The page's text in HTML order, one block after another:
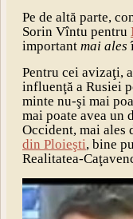
Pe de altă parte,
Sorin Vîntu pentru
important mai ales
Pentru cei avizaţi,
influenţă a Rusiei
minte nu-şi mai
mai poate avea un
Occident, mai ales
din Ploieşti, bine
Realitatea-